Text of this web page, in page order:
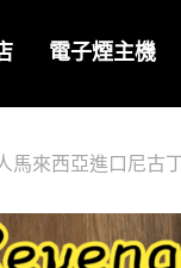
電子煙主機
馬來西亞進口尼古